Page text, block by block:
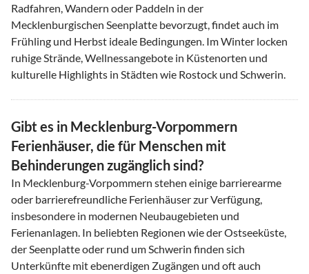
Radfahren, Wandern oder Paddeln in der
Mecklenburgischen Seenplatte bevorzugt, findet auch im
Frühling und Herbst ideale Bedingungen. Im Winter locken
ruhige Strände, Wellnessangebote in Küstenorten und
kulturelle Highlights in Städten wie Rostock und Schwerin.
Gibt es in Mecklenburg-Vorpommern
Ferienhäuser, die für Menschen mit
Behinderungen zugänglich sind?
In Mecklenburg-Vorpommern stehen einige barrierearme
oder barrierefreundliche Ferienhäuser zur Verfügung,
insbesondere in modernen Neubaugebieten und
Ferienanlagen. In beliebten Regionen wie der Ostseeküste,
der Seenplatte oder rund um Schwerin finden sich
Unterkünfte mit ebenerdigen Zugängen und oft auch